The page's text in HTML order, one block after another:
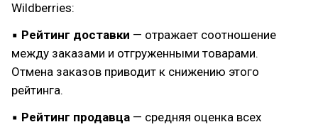
Wildberries:
▪ Рейтинг доставки — отражает соотношение
между заказами и отгруженными товарами.
Отмена заказов приводит к снижению этого
рейтинга.
▪ Рейтинг продавца — средняя оценка всех